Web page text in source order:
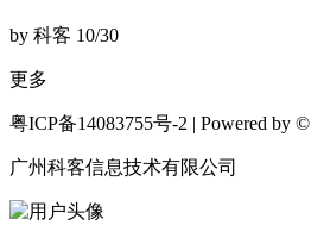
by 科客 10/30
更多
粤ICP备14083755号-2 | Powered by ©
广州科客信息技术有限公司